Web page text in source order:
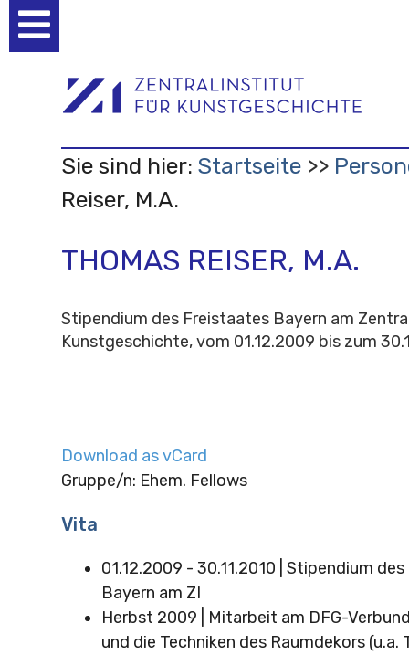
Werkzeuge
Sie sind hier: Startseite
Reiser, M.A.
THOMAS REISER, M.A.
Stipendium des Freistaates Bayern am
Kunstgeschichte, vom 01.12.2009 bis zum
Download as vCard
Gruppe/n: Ehem. Fellows
Vita
01.12.2009 - 30.11.2010 | Stipendium
Bayern am ZI
Herbst 2009 | Mitarbeit am DFG-
und die Techniken des Raumdekors (u.a.